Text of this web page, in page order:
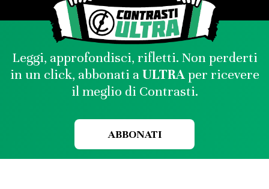
Leggi, approfondisci, rifletti. Non perderti
in un click, abbonati aULTRAper ricevere
il meglio di Contrasti.
ABBONATI